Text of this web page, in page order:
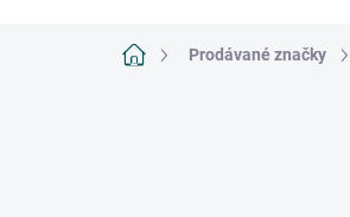
Domů Prodávané značky